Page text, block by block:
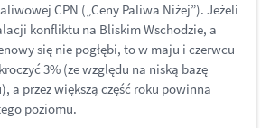
CPN („Ceny Paliwa Niżej”). Jeżeli
konfliktu na Bliskim Wschodzie, a
się nie pogłębi, to w maju i czerwcu
3% (ze względu na niską bazę
a przez większą część roku powinna
poziomu.